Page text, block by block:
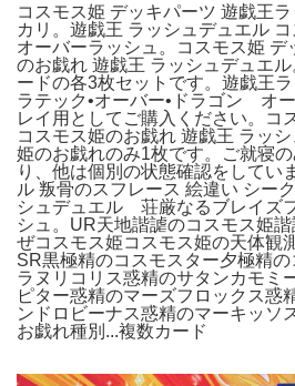
コスモス姫 デッキパーツ 遊戯王
カリ。遊戯王 ラッシュデュエル
オーバーラッシュ。コスモス姫 デ
のお戯れ 遊戯王 ラッシュデュエ
ードの各3枚セットです。遊戯王
ラテック•オーバー•ドラゴン オ
レイ用としてご購入ください。コ
コスモス姫のお戯れ 遊戯王 ラッ
姫のお戯れのみ1枚です。ご就寝
り、他は個別の状態確認をしてい
ル 叛骨のスフレース 絵違い シー
シュデュエル 荘厳なるブレイズ
シュ。UR天地諧謔のコスモス姫
ぜコスモス姫コスモス姫の天体観
SR黒極精のコスモスター夕極精
ラヌリコリス惑精のサタンカモミ
ピター惑精のマーズフロックス惑
ンドロビーナス惑精のマーキッソ
お戯れ種別...複数カード